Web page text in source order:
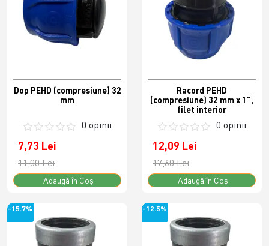
Dop PEHD (compresiune) 32
mm
0 opinii
7,73 Lei
11,00 Lei
Adaugă în Coş
Racord PEHD
(compresiune) 32 mm x 1",
filet interior
0 opinii
12,09 Lei
17,60 Lei
Adaugă în Coş
-15.7% -12.5%